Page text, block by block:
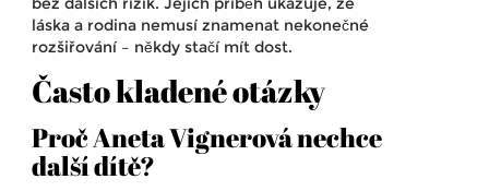
láska a rodina nemusí znamenat nekonečné
rozšiřování – někdy stačí mít dost.
Často kladené otázky
Proč Aneta Vignerová nechce
další dítě?